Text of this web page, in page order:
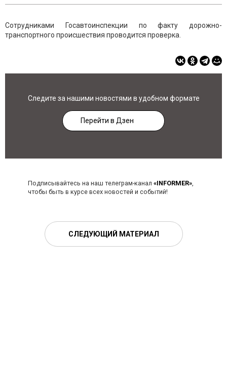
Сотрудниками Госавтоинспекции по факту дорожно-
транспортного происшествия проводится проверка.
Следите за нашими новостями в удобном формате
Перейти в Дзен
Подписывайтесь на наш телеграм-канал «INFORMER»,
чтобы быть в курсе всех новостей и событий!
СЛЕДУЮЩИЙ МАТЕРИАЛ